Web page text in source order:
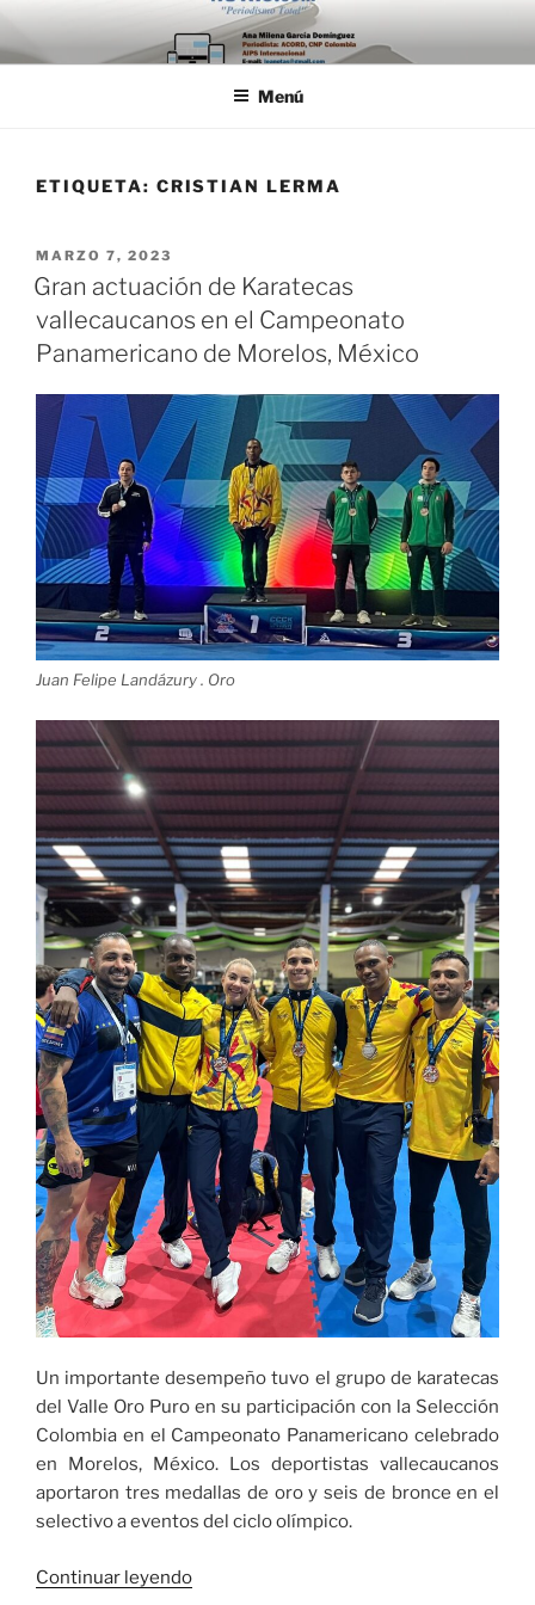
Saltar
al
contenido
Menú
ETIQUETA: CRISTIAN LERMA
PUBLICADO
EL
MARZO 7, 2023
Gran actuación de Karatecas
vallecaucanos en el Campeonato
Panamericano de Morelos, México
Juan Felipe Landázury . Oro
Un importante desempeño tuvo el grupo de karatecas
del Valle Oro Puro en su participación con la Selección
Colombia en el Campeonato Panamericano celebrado
en Morelos, México. Los deportistas vallecaucanos
aportaron tres medallas de oro y seis de bronce en el
selectivo a eventos del ciclo olímpico.
Continuar leyendo«Gran